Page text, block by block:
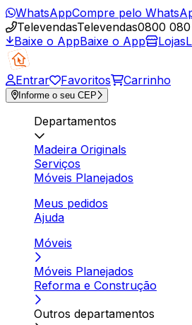
WhatsAppCompre pelo
TelevendasTelevendas0800
Baixe o AppBaixe o App Lojas
Entrar Favoritos Carrinho
Informe o seu CEP
Departamentos
Madeira Originals
Serviços
Móveis Planejados
Meus pedidos
Ajuda
Móveis
Móveis Planejados
Reforma e Construção
Outros departamentos